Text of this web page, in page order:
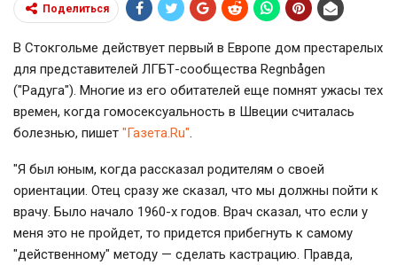
Поделиться
В Стокгольме действует первый в Европе дом престарелых
для представителей ЛГБТ-сообщества Regnbågen
("Радуга"). Многие из его обитателей еще помнят ужасы тех
времен, когда гомосексуальность в Швеции считалась
болезнью, пишет "Газета.Ru".
"Я был юным, когда рассказал родителям о своей
ориентации. Отец сразу же сказал, что мы должны пойти к
врачу. Было начало 1960-х годов. Врач сказал, что если у
меня это не пройдет, то придется прибегнуть к самому
"действенному" методу — сделать кастрацию. Правда,